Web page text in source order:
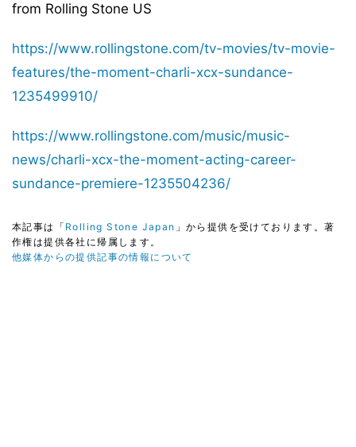
from Rolling Stone US
https://www.rollingstone.com/tv-movies/tv-movie-
features/the-moment-charli-xcx-sundance-
1235499910/
https://www.rollingstone.com/music/music-
news/charli-xcx-the-moment-acting-career-
sundance-premiere-1235504236/
本記事は「 Rolling Stone Japan 」から提供を受けております。著
作権は提供各社に帰属します。
他媒体からの提供記事の情報について